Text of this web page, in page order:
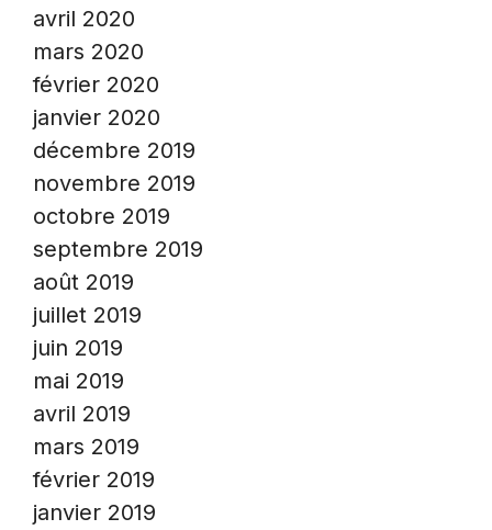
avril 2020
mars 2020
février 2020
janvier 2020
décembre 2019
novembre 2019
octobre 2019
septembre 2019
août 2019
juillet 2019
juin 2019
mai 2019
avril 2019
mars 2019
février 2019
janvier 2019